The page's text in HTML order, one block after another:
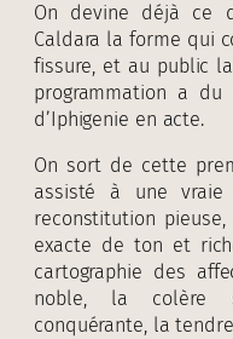
On devine déjà ce
Caldara la forme qui
fissure, et au public
programmation a
d’Iphigenie en acte.
On sort de cette
assisté à une vraie
reconstitution
exacte de ton et
cartographie des
noble, la colère
conquérante, la